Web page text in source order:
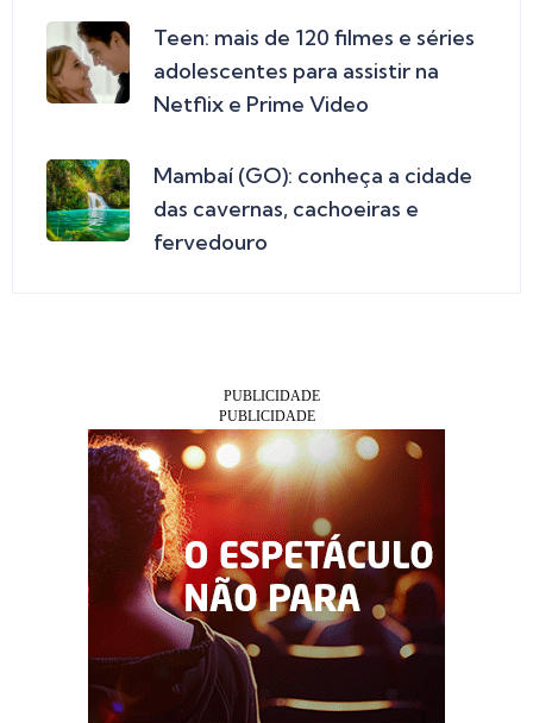
Teen: mais de 120 filmes e séries
adolescentes para assistir na
Netflix e Prime Video
Mambaí (GO): conheça a cidade
das cavernas, cachoeiras e
fervedouro